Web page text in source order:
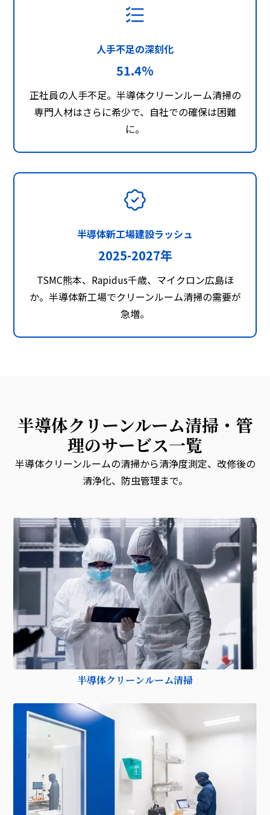
人手不足の深刻化
51.4%
正社員の人手不足。半導体クリーンルーム清掃の
専門人材はさらに希少で、自社での確保は困難
に。
半導体新工場建設ラッシュ
2025-2027年
TSMC熊本、Rapidus千歳、マイクロン広島ほ
か。半導体新工場でクリーンルーム清掃の需要が
急増。
半導体クリーンルーム清掃・管
理のサービス一覧
半導体クリーンルームの清掃から清浄度測定、改修後の
清浄化、防虫管理まで。
半導体クリーンルーム清掃